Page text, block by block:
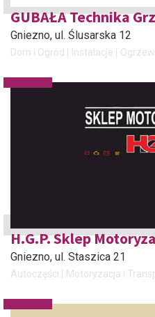
GUBAŁA Technika
Gniezno, ul. Ślusarska 12
Dom i Ogród Instalacje
H.G.P. Sklep
Gniezno, ul. Staszica 21
Autoczęści Motoryzacja i